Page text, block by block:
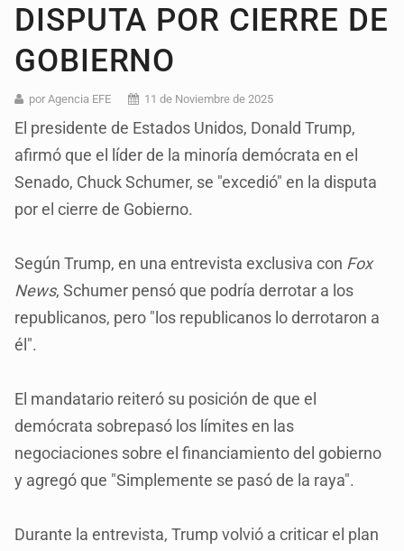
DISPUTA POR CIERRE DE
GOBIERNO
por Agencia EFE 11 de Noviembre de 2025
El presidente de Estados Unidos, Donald Trump,
afirmó que el líder de la minoría demócrata en el
Senado, Chuck Schumer, se "excedió" en la disputa
por el cierre de Gobierno.
Según Trump, en una entrevista exclusiva con Fox
News, Schumer pensó que podría derrotar a los
republicanos, pero "los republicanos lo derrotaron a
él".
El mandatario reiteró su posición de que el
demócrata sobrepasó los límites en las
negociaciones sobre el financiamiento del gobierno
y agregó que "Simplemente se pasó de la raya".
Durante la entrevista, Trump volvió a criticar el plan